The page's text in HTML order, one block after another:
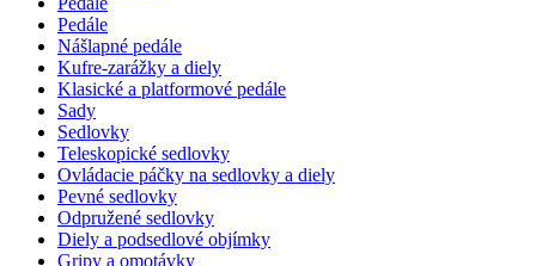
Pedále
Nášlapné pedále
Kufre-zarážky a diely
Klasické a platformové pedále
Sady
Sedlovky
Teleskopické sedlovky
Ovládacie páčky na sedlovky a diely
Pevné sedlovky
Odpružené sedlovky
Diely a podsedlové objímky
Gripy a omotávky